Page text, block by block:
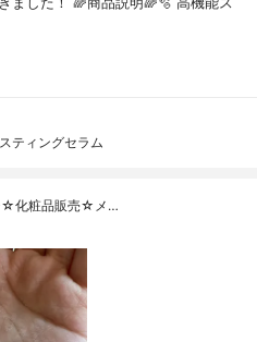
ティングセラム
☆化粧品販売☆メ…